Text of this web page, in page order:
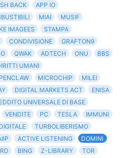
BACK
APP IO
MIAI
MUSIF
IMAGEES
STAMPA
CONDIVISIONE
GRAFTON9
QWAK ADTECH ONU
BBS
UMANI
MICROCHIP
MILEI
DIGITAL MARKETS ACT
ENISA
UNIVERSALE DI BASE
VENDITE PC TESLA
IMMUNI
TURBOLIBERISMO
ACTIVE LISTENING
DOMINI
BING Z-LIBRARY
TOR